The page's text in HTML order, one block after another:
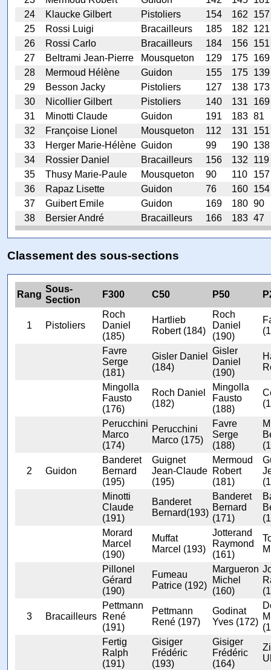
24
Klaucke Gilbert Pistoliers 154 162
157
25
Rossi Luigi Bracailleurs 185 182
121
26
Rossi Carlo Bracailleurs 184 156 151
27
Beltrami Jean-Pierre Mousqueton 129 175 169
28
Mermoud Hélène Guidon 155 175 139
29
Besson Jacky Pistoliers 127 138 173
30
Nicollier Gilbert Pistoliers 140 131
169
31
Minotti Claude Guidon 191 183 81
32
Françoise Lionel Mousqueton 112 131
151
33
Herger Marie-Hélène Guidon 99 190 138
34
Rossier Daniel Bracailleurs 156 132
119
35
Thusy Marie-Paule Mousqueton 90 110
157
36
Rapaz Lisette Guidon 76 160 154
37
Guibert Emile Guidon 169 180 90
38
Bersier André Bracailleurs 166 183 47
Classement des sous-sections
Rang
Sous-
Section
F300 C50 P50
1 Pistoliers
Roch
Daniel
(185)
Hartlieb
Robert (184)
Roch
Daniel
(190)
Favre
Serge
(181)
Gisler Daniel
(184)
Gisler
Daniel
(190)
Mingolla
Fausto
(176)
Roch Daniel
(182)
Mingolla
Fausto
(188)
Perucchini
Marco
(174)
Perucchini
Marco (175)
Favre
Serge
(188)
2 Guidon
Banderet
Bernard
(195)
Guignet
Jean-Claude
(195)
Mermoud
Robert
(181)
Minotti
Claude
(191)
Banderet
Bernard(193)
Banderet
Bernard
(171)
Morard
Marcel
(190)
Muffat
Marcel (193)
Jotterand
Raymond
(161)
Pillonel
Gérard
(190)
Fumeau
Patrice (192)
Margueron
Michel
(160)
3 Bracailleurs
Pettmann
René
(191)
Pettmann
René (197)
Godinat
Yves (172)
Fertig
Ralph
(191)
Gisiger
Frédéric
(193)
Gisiger
Frédéric
(164)